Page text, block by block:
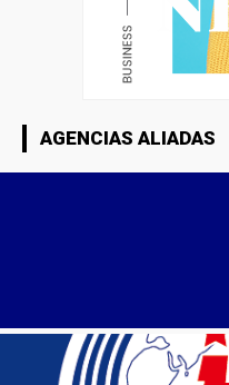
AGENCIAS ALIADAS